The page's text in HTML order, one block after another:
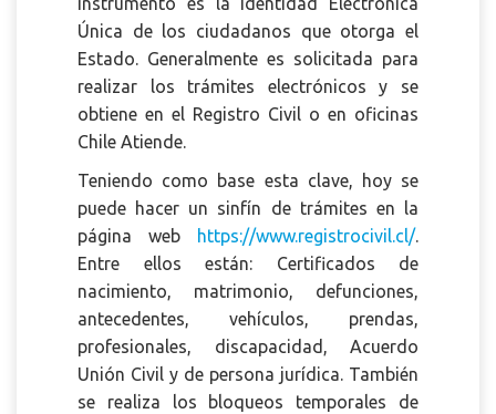
Única de los ciudadanos que otorga el
Estado. Generalmente es solicitada para
realizar los trámites electrónicos y se
obtiene en el Registro Civil o en oficinas
Chile Atiende.
Teniendo como base esta clave, hoy se
puede hacer un sinfín de trámites en la
página web
https://www.registrocivil.cl/.
Entre ellos están: Certificados de
nacimiento, matrimonio, defunciones,
antecedentes, vehículos, prendas,
profesionales, discapacidad, Acuerdo
Unión Civil y de persona jurídica. También
se realiza los bloqueos temporales de